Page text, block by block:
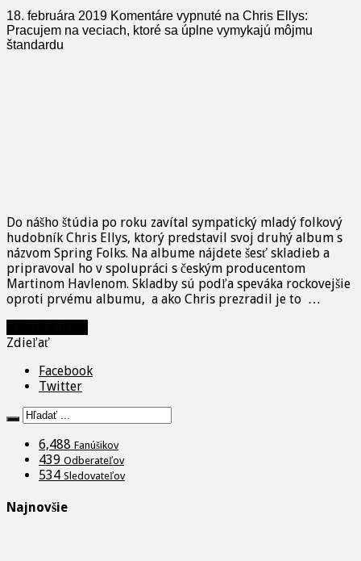
18. februára 2019 Komentáre vypnuté na Chris Ellys:
Pracujem na veciach, ktoré sa úplne vymykajú môjmu
štandardu
Do nášho štúdia po roku zavítal sympatický mladý folkový
hudobník Chris Ellys, ktorý predstavil svoj druhý album s
názvom Spring Folks. Na albume nájdete šesť skladieb a
pripravoval ho v spolupráci s českým producentom
Martinom Havlenom. Skladby sú podľa speváka rockovejšie
oproti prvému albumu, a ako Chris prezradil je to …
Zdieľať
Facebook
Twitter
6,488 Fanúšikov
439 Odberateľov
534 Sledovateľov
Najnovšie